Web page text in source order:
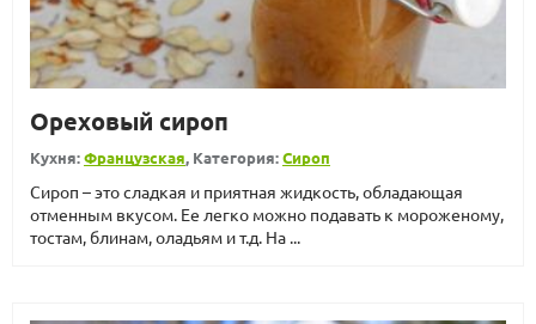
Ореховый сироп
Кухня:Французская, Категория:Сироп
Сироп – это сладкая и приятная жидкость, обладающая
отменным вкусом. Ее легко можно подавать к мороженому,
тостам, блинам, оладьям и т.д. На ...